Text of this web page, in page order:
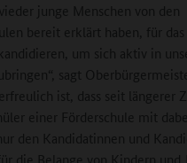
junge Menschen von den
bereit erklärt haben, für das
um sich aktiv in
sagt
ist, dass seit längerer
einer Förderschule mit
den Kandidatinnen und